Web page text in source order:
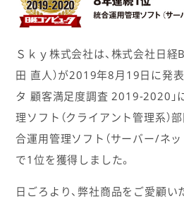
Ｓｋｙ株式会社は、株式会社日経
田 直人）が2019年8月19日に発
タ 顧客満足度調査 2019-2020」
理ソフト（クライアント管理系）部
合運用管理ソフト（サーバー/ネッ
で1位を獲得しました。
日ごろより、弊社商品をご愛顧